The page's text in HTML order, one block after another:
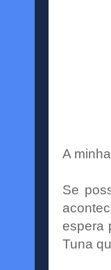
A
Se
espera
Tuna